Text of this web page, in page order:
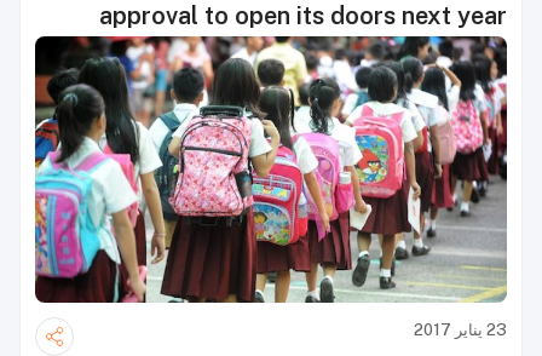
approval to open its doors next year
23 يناير 2017